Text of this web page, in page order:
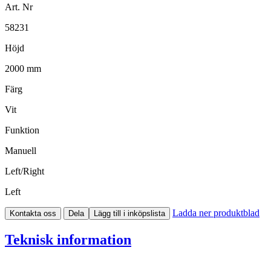
Art. Nr
58231
Höjd
2000 mm
Färg
Vit
Funktion
Manuell
Left/Right
Left
Kontakta oss Dela Lägg till i inköpslista Ladda ner produktblad
Teknisk information